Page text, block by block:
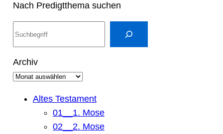
Nach Predigtthema suchen
h
e
Archiv
Altes Testament
01__1. Mose
02__2. Mose